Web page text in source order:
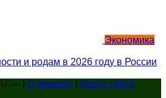
Экономика
и родам в 2026 году в России
— | О проекте
Карта сайта